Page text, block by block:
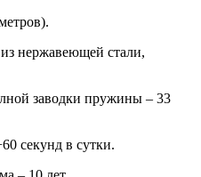
нержавеющей стали,
заводки пружины – 33
секунд в сутки.